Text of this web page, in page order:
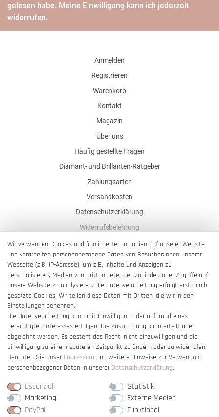
gelesen habe. Meine Einwilligung kann ich jederzeit
widerrufen.
Anmelden
Registrieren
Warenkorb
Kontakt
Magazin
Über uns
Häufig gestellte Fragen
Diamant- und Brillanten-Ratgeber
Zahlungsarten
Versandkosten
Datenschutzerklärung
Widerrufsbelehrung
AGB
Impressum
Barrierefreiheitserklärung
Vertrag widerrufen
Wir verwenden Cookies und ähnliche Technologien auf unserer Website
und verarbeiten personenbezogene Daten von Besucher:innen unserer
Webseite (z.B. IP-Adresse), um z.B. Inhalte und Anzeigen zu
personalisieren, Medien von Drittanbietern einzubinden oder Zugriffe auf
unsere Website zu analysieren. Die Datenverarbeitung erfolgt erst durch
gesetzte Cookies. Wir teilen diese Daten mit Dritten, die wir in den
Einstellungen benennen.
Die Datenverarbeitung kann mit Einwilligung oder aufgrund eines
berechtigten Interesses erfolgen. Die Zustimmung kann erteilt oder
abgelehnt werden. Es besteht das Recht, nicht einzuwilligen und die
Einwilligung zu einem späteren Zeitpunkt zu ändern oder zu widerrufen.
Beachten Sie unser Impressum und weitere Hinweise zur Verwendung
personenbezogener Daten in unserer Daten­schutz­erklärung.
Essenziell
Statistik
Marketing
Externe Medien
PayPal
Funktional